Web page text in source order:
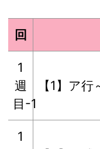
回
1
週
目-1
【1】ア
1